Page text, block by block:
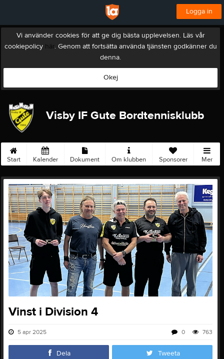
Logga in
Vi använder cookies för att ge dig bästa upplevelsen. Läs vår
cookiepolicy här. Genom att fortsätta använda tjänsten godkänner du
denna.
Okej
Visby IF Gute Bordtennisklubb
Start Kalender Dokument Om klubben Sponsorer Mer
Vinst i Division 4
5 apr 2025 763
0
Dela Tweeta